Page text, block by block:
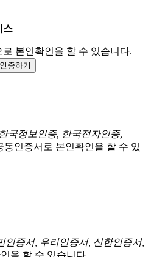
스
로 본인확인을 할 수 있습니다.
인증하기
국정보인증, 한국전자인증,
동인증서로 본인확인을 할 수 있
인증서, 우리인증서, 신한인증서,